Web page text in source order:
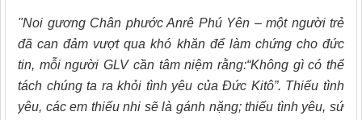
"Noi gương Chân phước Anrê Phú Yên – một người trẻ
đã can đảm vượt qua khó khăn để làm chứng cho đức
tin, mỗi người GLV cần tâm niệm rằng:“Không gì có thể
tách chúng ta ra khỏi tình yêu của Đức Kitô”. Thiếu tình
yêu, các em thiếu nhi sẽ là gánh nặng; thiếu tình yêu, sứ